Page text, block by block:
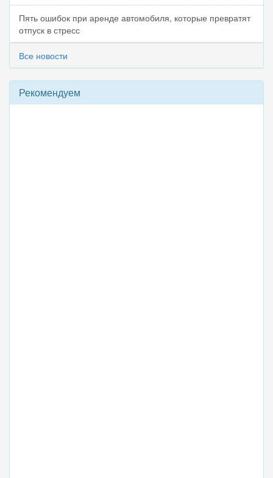
Пять ошибок при аренде автомобиля, которые превратят
отпуск в стресс
Все новости
Рекомендуем